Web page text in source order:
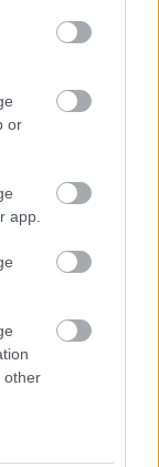
or
app.
other
παίζει στο
που εμπιστεύτηκε